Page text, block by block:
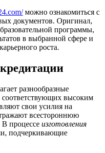
можно ознакомиться с
документов. Оригинал,
программы,
в выбранной сфере и
роста.
разнообразные
высоким
свои усилия на
всестороннюю
В процессе изготовления
подчеркивающие